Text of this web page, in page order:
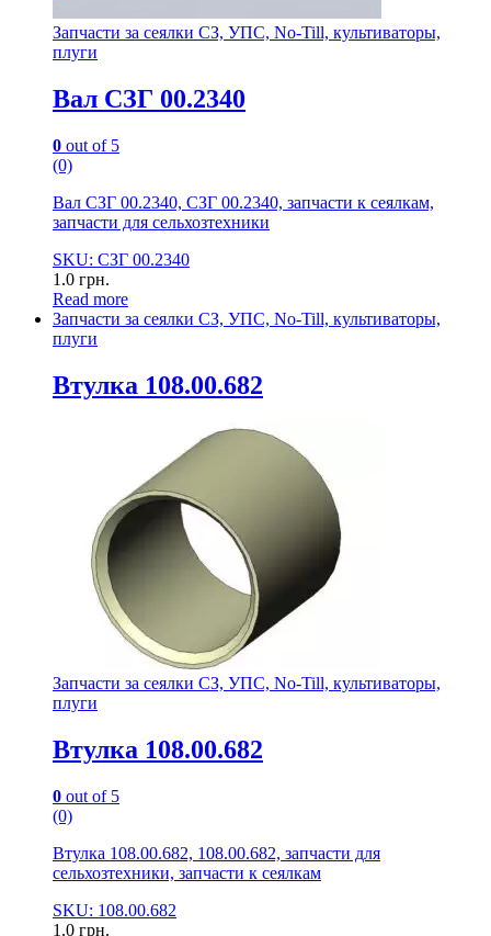
Запчасти за сеялки СЗ, УПС, No-Till, культиваторы,
плуги
Вал СЗГ 00.2340
0 out of 5
(0)
Вал СЗГ 00.2340, СЗГ 00.2340, запчасти к сеялкам,
запчасти для сельхозтехники
SKU: СЗГ 00.2340
1.0 грн.
Read more
Запчасти за сеялки СЗ, УПС, No-Till, культиваторы,
плуги
Втулка 108.00.682
Запчасти за сеялки СЗ, УПС, No-Till, культиваторы,
плуги
Втулка 108.00.682
0 out of 5
(0)
Втулка 108.00.682, 108.00.682, запчасти для
сельхозтехники, запчасти к сеялкам
SKU: 108.00.682
1.0 грн.